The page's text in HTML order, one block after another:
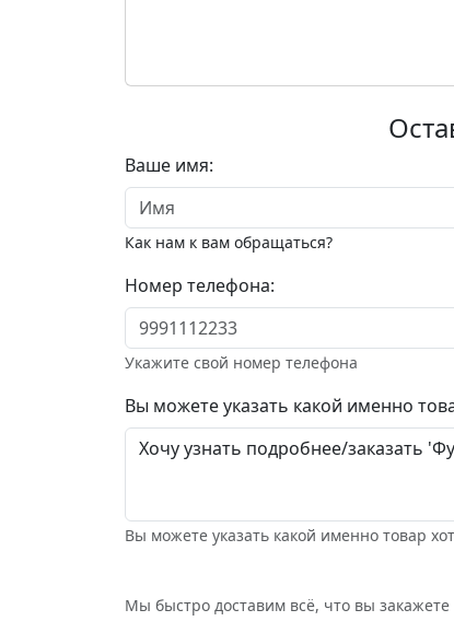
Ваше имя:
Как нам к вам обращаться?
Номер телефона:
Укажите свой номер телефона
Вы можете указать какой именно
Вы можете указать какой именно товар
Мы быстро доставим всё, что вы закажете